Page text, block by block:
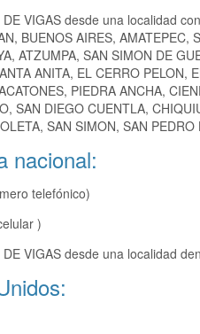
VIGAS desde una localidad con
BUENOS AIRES,
ATZUMPA, SAN SIMON DE
ANITA, EL CERRO PELON,
PIEDRA ANCHA,
SAN DIEGO CUENTLA,
SAN SIMON, SAN
nacional:
telefónico)
)
VIGAS desde una localidad